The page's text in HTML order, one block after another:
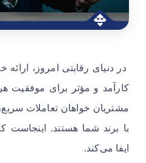
در دنیای رقابتی امروز، ارائه
کارآمد و مؤثر برای موفقیت
مشتریان خواهان تعاملات
با برند شما هستند. اینجاست
ایفا می‌کند.